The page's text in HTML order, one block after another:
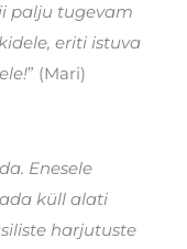
palju tugevam
eriti istuva
” (Mari)
Enesele
küll alati
harjutuste